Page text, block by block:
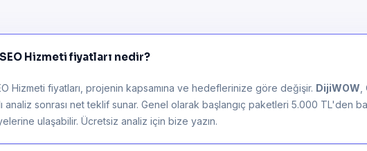
Hizmeti fiyatları nedir?
Hizmeti fiyatları, projenin kapsamına ve hedeflerinize göre değişir. DijiWOW
analiz sonrası net teklif sunar. Genel olarak başlangıç paketleri 5.000 TL'den
ulaşabilir. Ücretsiz analiz için bize yazın.